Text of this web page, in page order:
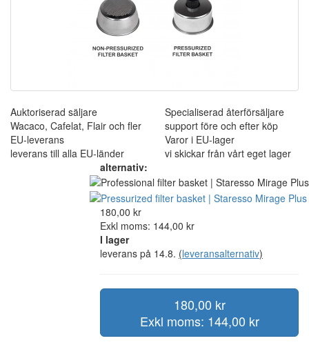
Auktoriserad säljare
Wacaco, Cafelat, Flair och fler
Specialiserad återförsäljare
support före och efter köp
EU-leverans
leverans till alla EU-länder
Varor i EU-lager
vi skickar från vårt eget lager
alternativ:
180,00 kr
Exkl moms: 144,00 kr
I lager
leverans på 14.8. (leveransalternativ)
180,00 kr
Exkl moms: 144,00 kr